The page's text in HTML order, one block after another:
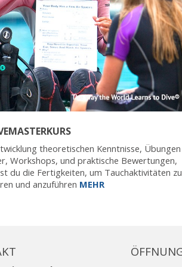
theoretischen Kenntnisse, Übungen
Workshops, und praktische Bewertungen,
du die Fertigkeiten, um Tauchaktivitäten zu
und anzuführen MEHR